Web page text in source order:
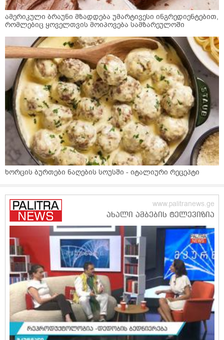
ამერიკული ბრაუნი მზადდება უმარტივესი ინგრედიენტებით,
რომლებიც ყოველთვის მოიპოვება სამზარეულოში
ხორცის ბურთები ნაღების სოუსში - იტალიური რეცეპტი